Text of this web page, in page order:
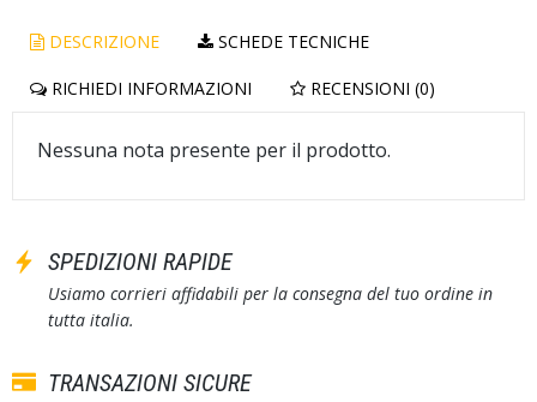
DESCRIZIONE SCHEDE TECNICHE
RICHIEDI INFORMAZIONI RECENSIONI (0)
Nessuna nota presente per il prodotto.
SPEDIZIONI RAPIDE
Usiamo corrieri affidabili per la consegna del tuo ordine in
tutta italia.
TRANSAZIONI SICURE